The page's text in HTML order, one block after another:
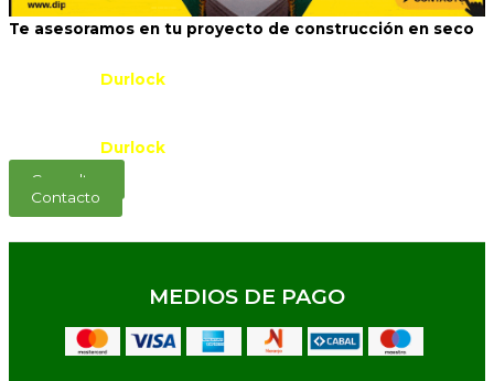
Te asesoramos en tu proyecto de construcción en seco
Durlock
Durlock
Consultar
Contacto
MEDIOS DE PAGO